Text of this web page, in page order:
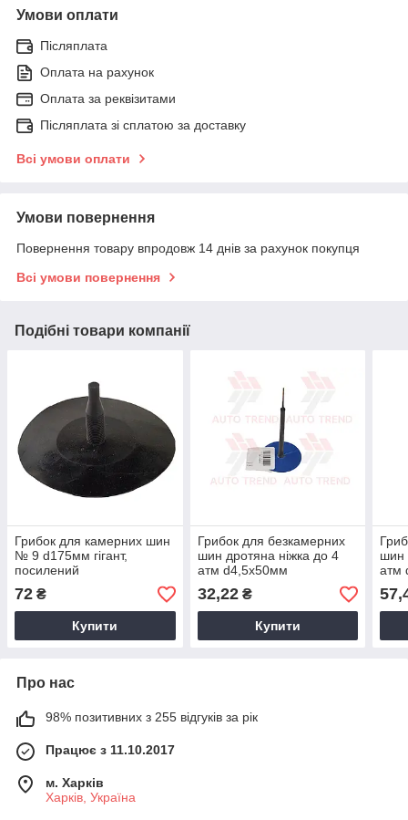
Умови оплати
Післяплата
Оплата на рахунок
Оплата за реквізитами
Післяплата зі сплатою за доставку
Всі умови оплати
Умови повернення
Повернення товару впродовж 14 днів за рахунок покупця
Всі умови повернення
Подібні товари компанії
Грибок для камерних шин
№ 9 d175мм гiгант,
посилений
72 ₴
Купити
Грибок для безкамерних
шин дротяна ніжка до 4
атм d4,5х50мм
32,22₴
Купити
шин
атм
Про нас
98% позитивних з 255 відгуків за рік
Працює з 11.10.2017
м. Харків
Харків, Україна